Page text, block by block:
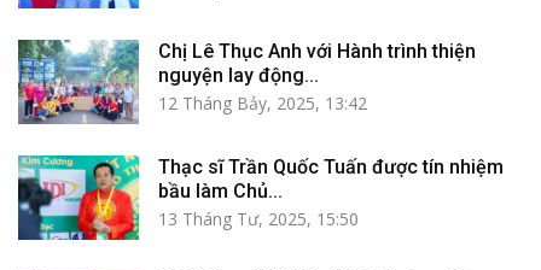
Chị Lê Thục Anh với Hành trình thiện
nguyện lay động...
12 Tháng Bảy, 2025, 13:42
Thạc sĩ Trần Quốc Tuấn được tín nhiệm
bầu làm Chủ...
13 Tháng Tư, 2025, 15:50